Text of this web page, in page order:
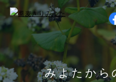
みよたから
トップ
みよ